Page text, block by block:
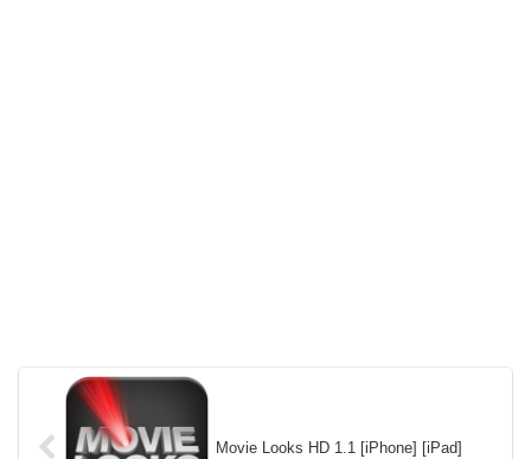
Movie Looks HD 1.1 [iPhone] [iPad]